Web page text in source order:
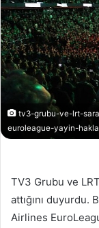
tv3-grubu-ve-lrt-
euroleague-yayin-
TV3 Grubu ve
attığını duyurdu.
Airlines